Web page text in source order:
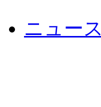
ニュース